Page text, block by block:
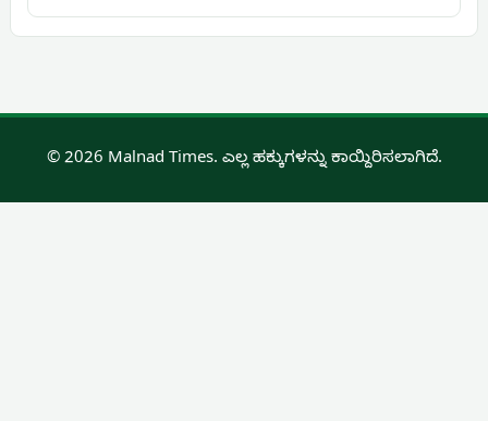
© 2026 Malnad Times. ಎಲ್ಲ ಹಕ್ಕುಗಳನ್ನು ಕಾಯ್ದಿರಿಸಲಾಗಿದೆ.